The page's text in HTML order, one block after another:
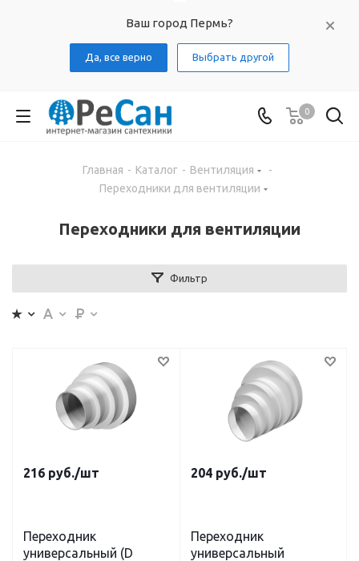
Ваш город Пермь?
Да, все верно Выбрать другой
0
Главная - Каталог - Вентиляция
-
Переходники для вентиляции
Переходники для вентиляции
Фильтр
216 руб./шт
Переходник
универсальный (D
204 руб./шт
Переходник
универсальный